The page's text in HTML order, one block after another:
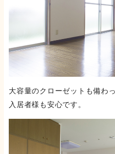
大容量のクローゼットも備わ
入居者様も安心です。